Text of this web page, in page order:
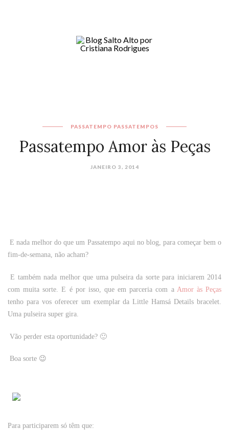
PASSATEMPO PASSATEMPOS
Passatempo Amor às Peças
JANEIRO 3, 2014
E nada melhor do que um Passatempo aqui no blog, para começar bem o
fim-de-semana, não acham?
E também nada melhor que uma pulseira da sorte para iniciarem 2014
com muita sorte. E é por isso, que em parceria com a Amor às Peças
tenho para vos oferecer um exemplar daLittle Hamsá Details bracelet.
Uma pulseira super gira.
Vão perder esta oportunidade? 🙂
Boa sorte 😉
Para participarem só têm que: